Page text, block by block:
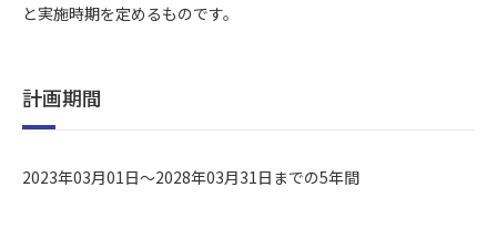
と実施時期を定めるものです。
計画期間
2023年03月01日～2028年03月31日までの5年間